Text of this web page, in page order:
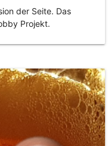
der Seite. Das
Projekt.